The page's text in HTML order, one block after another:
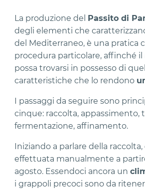
La produzione del Passito di
degli elementi che
del Mediterraneo, è una pratica
procedura particolare, affinché
possa trovarsi in possesso di
caratteristiche che lo rendono
I passaggi da seguire sono
cinque: raccolta, appassimento,
fermentazione, affinamento.
Iniziando a parlare della
effettuata manualmente a
agosto. Essendoci ancora un
i grappoli precoci sono da